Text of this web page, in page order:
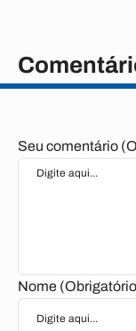
Seu comentário
Nome